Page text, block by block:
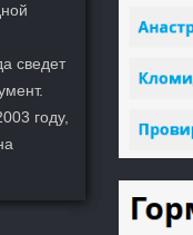
сведет
году,